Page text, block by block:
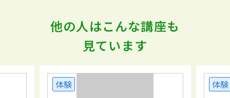
他の人はこんな講座も
見ています
体験 体験